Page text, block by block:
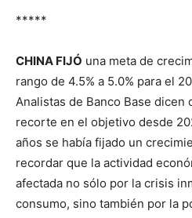
*****
CHINA FIJÓ una meta de
rango de 4.5% a 5.0% para el
Analistas de Banco Base
recorte en el objetivo desde
años se había fijado un
recordar que la actividad
afectada no sólo por la crisis
consumo, sino también por la